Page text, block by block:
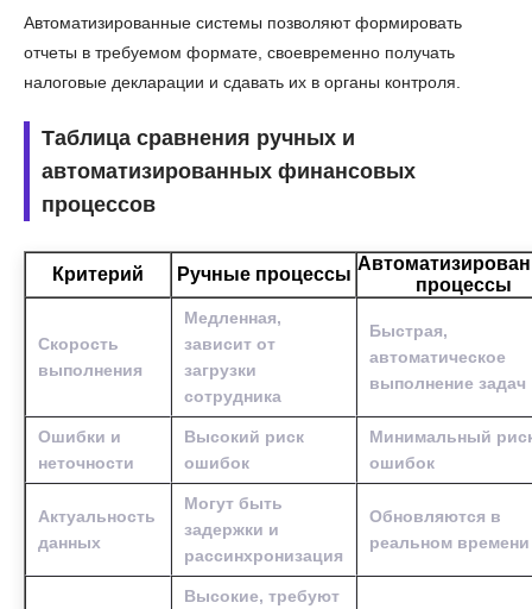
Автоматизированные системы позволяют формировать
отчеты в требуемом формате, своевременно получать
налоговые декларации и сдавать их в органы контроля.
Таблица сравнения ручных и
автоматизированных финансовых
процессов
Критерий Ручные процессы
процессы
Скорость
выполнения
Медленная,
зависит от
загрузки
сотрудника
Быстрая,
автоматическое
выполнение задач
Ошибки и
неточности
Высокий риск
ошибок
Минимальный
ошибок
Актуальность
данных
Могут быть
задержки и
рассинхронизация
Обновляются в
реальном времени
Высокие, требуют